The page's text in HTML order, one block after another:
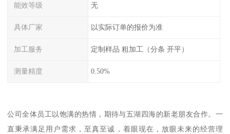
能效等级 无
具体厂家 以实际订单的报价为准
加工服务 定制样品 粗加工（分条 开平）
测量精度 0.50%
公司全体员工以饱满的热情，期待与五湖四海的新老朋友合作。一
直秉承满足用户需求，至真至诚，着眼现在，放眼未来的经营理